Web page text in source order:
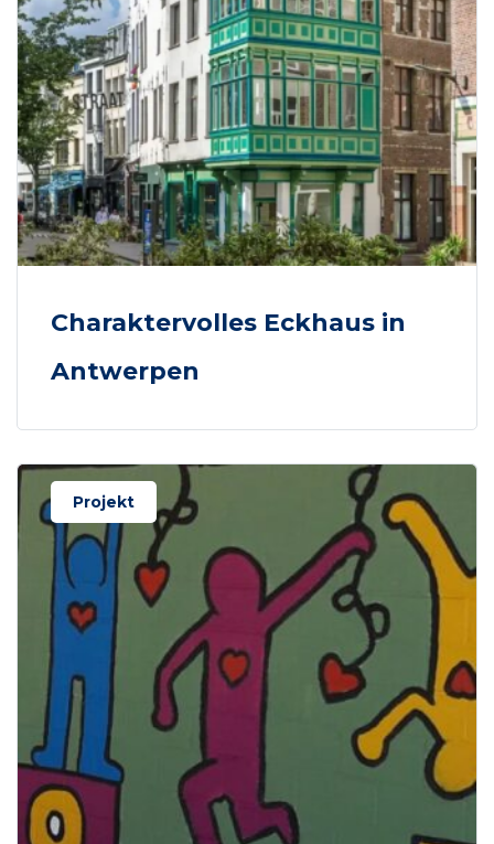
Charaktervolles Eckhaus in
Antwerpen
Projekt